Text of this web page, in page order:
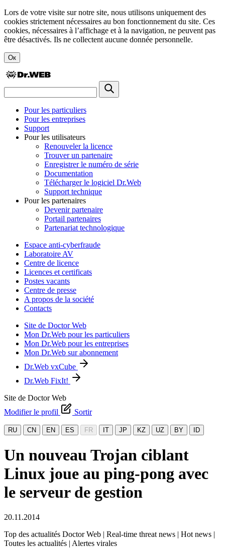
Lors de votre visite sur notre site, nous utilisons uniquement des
cookies strictement nécessaires au bon fonctionnement du site. Ces
cookies, nécessaires à l’affichage et à la navigation, ne peuvent pas
être désactivés. Ils ne collectent aucune donnée personnelle.
Ок
Pour les particuliers
Pour les entreprises
Support
Pour les utilisateurs
Renouveler la licence
Trouver un partenaire
Enregistrer le numéro de série
Documentation
Télécharger le logiciel Dr.Web
Support technique
Pour les partenaires
Devenir partenaire
Portail partenaires
Partenariat technologique
Espace anti-cyberfraude
Laboratoire AV
Centre de licence
Licences et certificats
Postes vacants
Centre de presse
A propos de la société
Contacts
Site de Doctor Web
Mon Dr.Web pour les particuliers
Mon Dr.Web pour les entreprises
Mon Dr.Web sur abonnement
Dr.Web vxCube
Dr.Web FixIt!
Site de Doctor Web
Modifier le profil
Sortir
RU CN EN ES FR IT JP KZ UZ BY ID
Un nouveau Trojan ciblant
Linux joue au ping-pong avec
le serveur de gestion
20.11.2014
Top des actualités Doctor Web | Real-time threat news | Hot news |
Toutes les actualités | Alertes virales